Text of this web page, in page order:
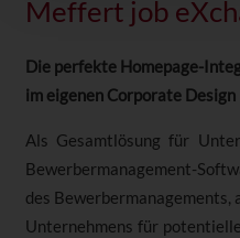
Meffert job
Die perfekte Homepage-
im eigenen Corporate Design
Als Gesamtlösung für
Bewerbermanagement-
des
Unternehmens für